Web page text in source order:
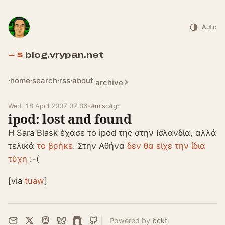
blog.vrypan.net
home search rss about archive
Auto
Wed, 18 April 2007 07:36 •#misc#gr
ipod: lost and found
Η Sara Blask έχασε το ipod της στην Ισλανδία, αλλά
τελικά το βρήκε. Στην Αθήνα δεν θα είχε την ίδια
τύχη :-(
[via tuaw]
Powered by bckt.